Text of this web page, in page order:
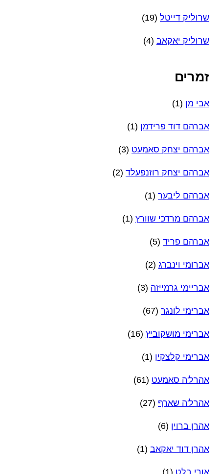
שרוליק דייטל (19)
שרוליק יאקאב (4)
זמרים
אבי מן (1)
אברהם דוד פרידמן (1)
אברהם יצחק סאמעט (3)
אברהם יצחק רוזנפעלד (2)
אברהם ליבער (1)
אברהם מרדכי שוורץ (1)
אברהם פריד (5)
אברומי וינברג (2)
אבריימי גרמייזה (3)
אברימי לונגר (67)
אברימי מושקוביץ (16)
אברימי קלצקין (1)
אהרל'ה סאמעט (61)
אהרל'ה שארף (27)
אהרן ברוין (6)
אהרן דוד יאקאב (1)
אורי בלט (1)